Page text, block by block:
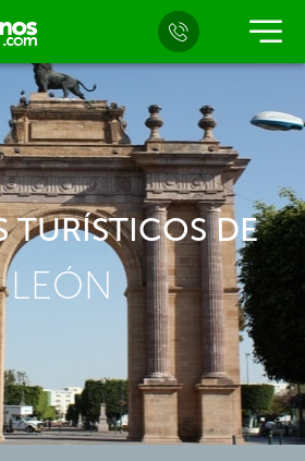
TURÍSTICOS DE
LEÓN